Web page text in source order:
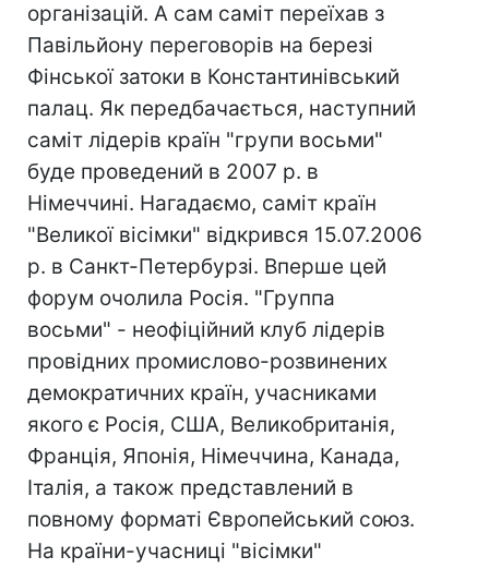
організацій. А сам саміт переїхав з
Павільйону переговорів на березі
Фінської затоки в Константинівський
палац. Як передбачається, наступний
саміт лідерів країн "групи восьми"
буде проведений в 2007 р. в
Німеччині. Нагадаємо, саміт країн
"Великої вісімки" відкрився 15.07.2006
р. в Санкт-Петербурзі. Вперше цей
форум очолила Росія. "Группа
восьми" - неофіційний клуб лідерів
провідних промислово-розвинених
демократичних країн, учасниками
якого є Росія, США, Великобританія,
Франція, Японія, Німеччина, Канада,
Італія, а також представлений в
повному форматі Європейський союз.
На країни-учасниці "вісімки"